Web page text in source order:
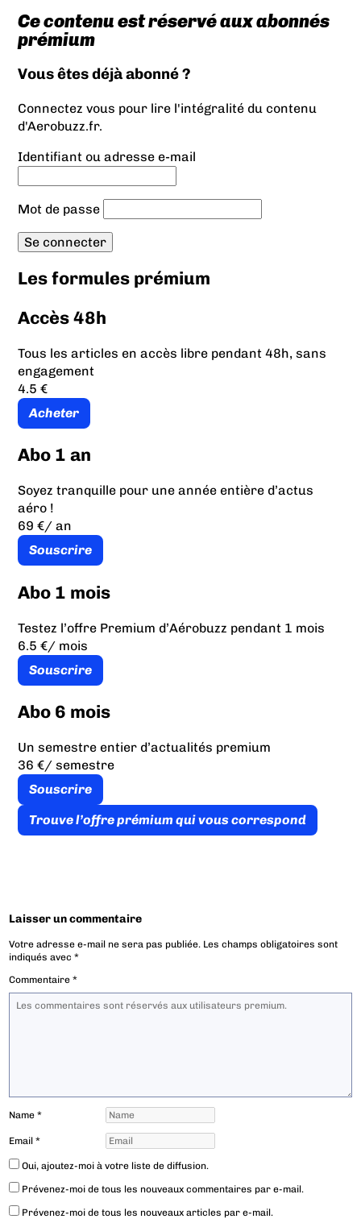
Ce contenu est réservé aux abonnés
prémium
Vous êtes déjà abonné ?
Connectez vous pour lire l'intégralité du contenu
d'Aerobuzz.fr.
Identifiant ou adresse e-mail
Mot de passe
Les formules prémium
Accès 48h
Tous les articles en accès libre pendant 48h, sans
engagement
4.5 €
Acheter
Abo 1 an
Soyez tranquille pour une année entière d’actus
aéro !
69 €/ an
Souscrire
Abo 1 mois
Testez l’offre Premium d’Aérobuzz pendant 1 mois
6.5 €/ mois
Souscrire
Abo 6 mois
Un semestre entier d’actualités premium
36 €/ semestre
Souscrire
Trouve l’offre prémium qui vous correspond
Laisser un commentaire
Votre adresse e-mail ne sera pas publiée. Les champs obligatoires sont
indiqués avec*
Commentaire*
Name*
Email*
Oui, ajoutez-moi à votre liste de diffusion.
Prévenez-moi de tous les nouveaux commentaires par e-mail.
Prévenez-moi de tous les nouveaux articles par e-mail.